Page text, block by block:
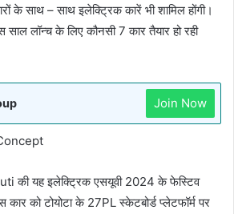
के साथ – साथ इलेक्ट्रिक कारें भी शामिल होंगी।
साल लॉन्च के लिए कौनसी 7 कार तैयार हो रही
Join Now
की यह इलेक्ट्रिक एसयूवी 2024 के फेस्टिव
को टोयोटा के 27PL स्केटबोर्ड प्लेटफॉर्म पर